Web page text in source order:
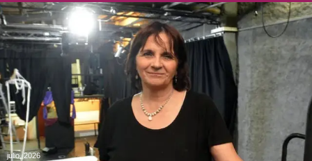
julio, 2026